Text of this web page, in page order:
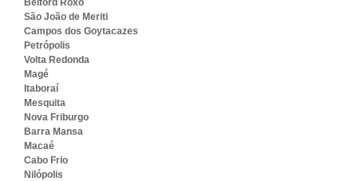
Belford Roxo
São João de Meriti
Campos dos Goytacazes
Petrópolis
Volta Redonda
Magé
Itaboraí
Mesquita
Nova Friburgo
Barra Mansa
Macaé
Cabo Frio
Nilópolis